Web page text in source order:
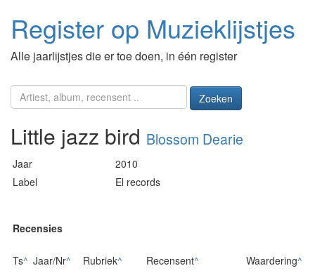
Register op Muzieklijstjes
Alle jaarlijstjes die er toe doen, in één register
Zoeken
Little jazz bird Blossom Dearie
Jaar
2010
Label
El records
Recensies
Ts^ Jaar/Nr^ Rubriek^ Recensent^ Waardering^